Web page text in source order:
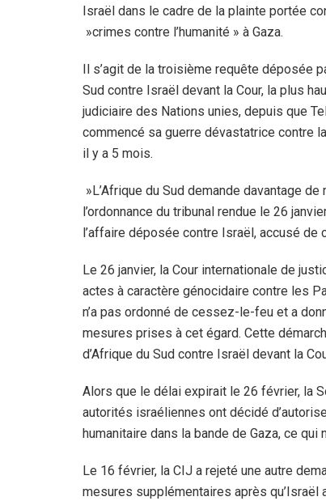
Israël dans le cadre de la plainte portée
»crimes contre l’humanité » à Gaza.
Il s’agit de la troisième requête déposée
Sud contre Israël devant la Cour, la plus
judiciaire des Nations unies, depuis que
commencé sa guerre dévastatrice contre
il y a 5 mois.
»L’Afrique du Sud demande davantage
l’ordonnance du tribunal rendue le 26
l’affaire déposée contre Israël, accusé
Le 26 janvier, la Cour internationale de
actes à caractère génocidaire contre les
n’a pas ordonné de cessez-le-feu et a
mesures prises à cet égard. Cette
d’Afrique du Sud contre Israël devant la
Alors que le délai expirait le 26 février, la
autorités israéliennes ont décidé
humanitaire dans la bande de Gaza, ce qui
Le 16 février, la CIJ a rejeté une autre
mesures supplémentaires après